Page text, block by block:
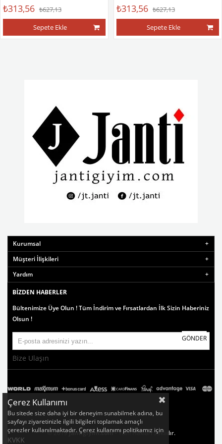
₺313,56 ₺627,13
Sepete Ekle
₺313,56 ₺627,13
Sepete Ekle
Kurumsal
Müşteri İlişkileri
Yardım
BIZDEN HABERLER
Bültenimize Üye Olun ! Tüm İndirim ve Fırsatlardan İlk Sizin Haberiniz
Olsun !
GÖNDER
Bize Ulaşın
© 2019jantigiyim.com- Tüm Hakları Saklıdır.
Çerez Kullanımı
Bu sitede size daha iyi bir deneyim sunabilmek adına, bu
sayfayı ziyaretinizle ilgili bilgileri toplamak amaçlı
çerezler kullanılmaktadır. Çerez kullanımı politikamız için
KVKK